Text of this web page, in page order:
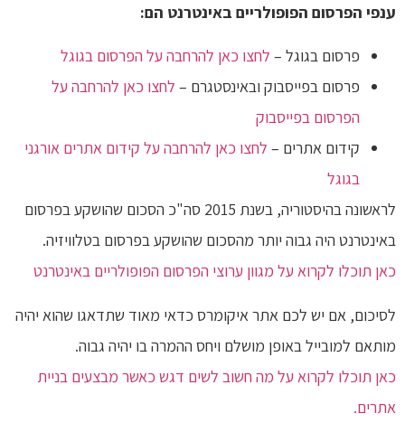
ענפי הפרסום הפופולריים באינטרנט הם:
פרסום בגוגל – לחצו כאן להרחבה על הפרסום בגוגל
פרסום בפייסבוק ובאינסטגרם – לחצו כאן להרחבה על
הפרסום בפייסבוק
קידום אתרים – לחצו כאן להרחבה על קידום אתרים אורגני
בגוגל
לראשונה בהיסטוריה, בשנת 2015 סה"כ הסכום שהושקע בפרסום
באינטרנט היה גבוה יותר מהסכום שהושקע בפרסום בטלוויזיה.
כאן תוכלו לקרוא על מגוון ערוצי הפרסום הפופולריים באינטרנט
לסיכום, אם יש לכם אתר איקומרס כדאי מאוד שתדאגו שהוא יהיה
מותאם למובייל באופן מושלם ויחס ההמרה בו יהיה גבוה.
כאן תוכלו לקרוא על מה חשוב לשים דגש כאשר מבצעים בניית
אתרים.